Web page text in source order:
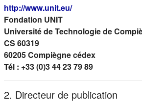
http://www.unit.eu/(s'ouvre dans un
Fondation UNIT
Université de Technologie de
CS 60319
60205 Compiègne cédex
Tél : +33 (0)3 44 23 79 89
2. Directeur de publication